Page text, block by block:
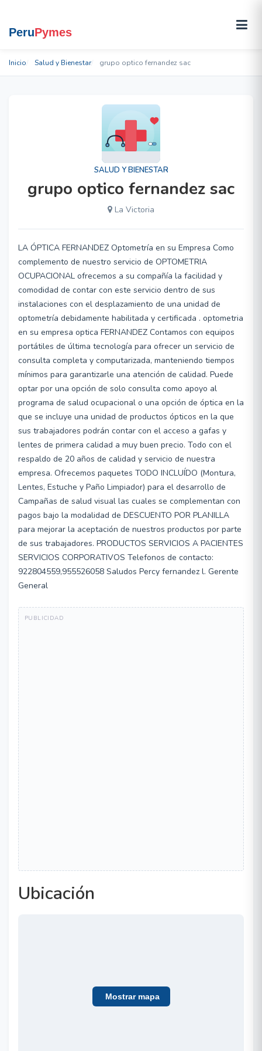
Inicio Salud y Bienestar grupo optico fernandez sac
SALUD Y BIENESTAR
grupo optico fernandez sac
La Victoria
LA ÓPTICA FERNANDEZ Optometría en su Empresa Como
complemento de nuestro servicio de OPTOMETRIA
OCUPACIONAL ofrecemos a su compañía la facilidad y
comodidad de contar con este servicio dentro de sus
instalaciones con el desplazamiento de una unidad de
optometría debidamente habilitada y certificada . optometria
en su empresa optica FERNANDEZ Contamos con equipos
portátiles de última tecnología para ofrecer un servicio de
consulta completa y computarizada, manteniendo tiempos
mínimos para garantizarle una atención de calidad. Puede
optar por una opción de solo consulta como apoyo al
programa de salud ocupacional o una opción de óptica en la
que se incluye una unidad de productos ópticos en la que
sus trabajadores podrán contar con el acceso a gafas y
lentes de primera calidad a muy buen precio. Todo con el
respaldo de 20 años de calidad y servicio de nuestra
empresa. Ofrecemos paquetes TODO INCLUÍDO (Montura,
Lentes, Estuche y Paño Limpiador) para el desarrollo de
Campañas de salud visual las cuales se complementan con
pagos bajo la modalidad de DESCUENTO POR PLANILLA
para mejorar la aceptación de nuestros productos por parte
de sus trabajadores. PRODUCTOS SERVICIOS A PACIENTES
SERVICIOS CORPORATIVOS Telefonos de contacto:
922804559,955526058 Saludos Percy fernandez l. Gerente
General
Ubicación
Mostrar mapa